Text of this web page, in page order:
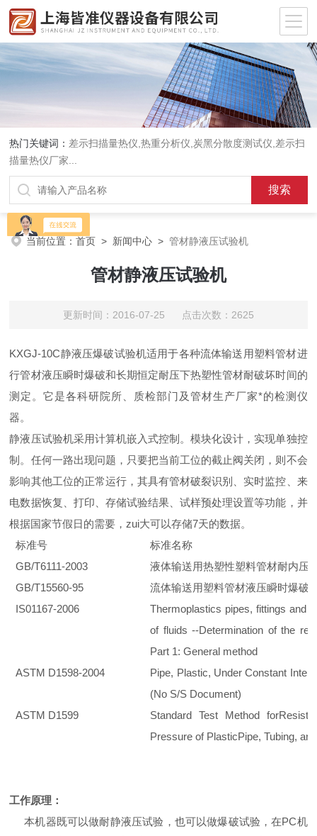
热门关键词： 差示扫描量热仪 ,热重分析仪 炭黑分散度测试仪 差示扫
描量热仪厂家
当前位置：首页 > 新闻中心 >管材静液压试验机
管材静液压试验机
更新时间：2016-07-25 点击次数：2625
KXGJ-10C静液压爆破试验机适用于各种流体输送用塑料管材进
行管材液压瞬时爆破和长期恒定耐压下热塑性管材耐破坏时间的
测定。它是各科研院所、质检部门及管材生产厂家*的检测仪
器。
静液压试验机采用计算机嵌入式控制。模块化设计，实现单独控
制。任何一路出现问题，只要把当前工位的截止阀关闭，则不会
影响其他工位的正常运行，其具有管材破裂识别、实时监控、来
电数据恢复、打印、存储试验结果、试样预处理设置等功能，并
根据国家节假日的需要，zui大可以存储7天的数据。
标准号
标准名称
GB/T6111-2003
液体输送用热塑性塑料管材耐内压
GB/T15560-95
流体输送用塑料管材液压瞬时爆破
IS01167-2006
Thermoplastics pipes, fittings and
of fluids--Determination of the
Part 1: General method
ASTM D1598-2004
Pipe, Plastic, Under Constant
(No S/S Document)
ASTM D1599
Standard Test Method
Pressure of PlasticPipe, Tubing,
工作原理：
本机器既可以做耐静液压试验，也可以做爆破试验，在PC机